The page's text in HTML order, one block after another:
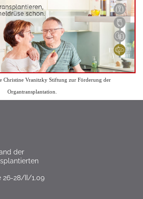
Christine Vranitzky Stiftung zur Förderung der
Organtransplantation.
der
26-28/II/1.09